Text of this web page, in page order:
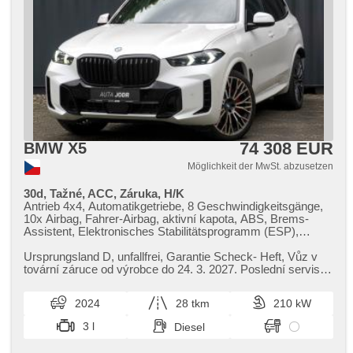
BMW X5 74 308 EUR
Möglichkeit der MwSt. abzusetzen
30d, Tažné, ACC, Záruka, H/K
Antrieb 4x4, Automatikgetriebe, 8 Geschwindigkeitsgänge,
10x Airbag, Fahrer-Airbag, aktivní kapota, ABS, Brems-
Assistent, Elektronisches Stabilitätsprogramm (ESP),
(TSA), Geschwindigkeitsregelung von der Hang, asistent
rozjezdu do kopce (HSA), ukazatel rychlostního limitu
koloně, asistent změny jízdního pruhu, asistent jízdy v
jízdním pruhu, Überwachung der Ermüdung des Fahrers,
automatisch im Berg bremsen , Fahrgestell
Steifheitsregelung, adaptivní regulace podvozku,
Ursprungsland D,​ unfallfrei,​ Garantie Scheck​- Heft,​ Vůz v
tovární záruce od výrobce do 24. 3. 2027. Poslední servisní
2024 28 tkm
210 kW
3 l
Diesel